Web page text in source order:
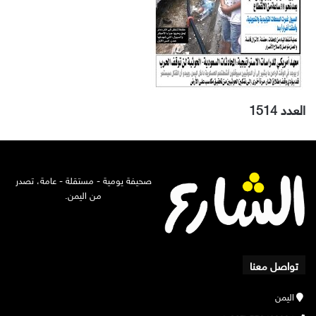
العدد 1514
صحيفة يومية - مستقلة - عامة، تصدر
من اليمن.
تواصل معنا
اليمن